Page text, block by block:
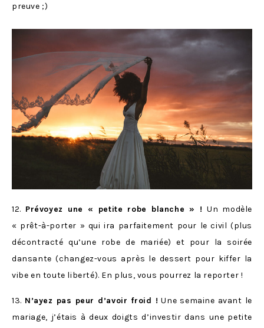
preuve ;)
12. Prévoyez une « petite robe blanche » ! Un modèle
« prêt-à-porter » qui ira parfaitement pour le civil (plus
décontracté qu’une robe de mariée) et pour la soirée
dansante (changez-vous après le dessert pour kiffer la
vibe en toute liberté). En plus, vous pourrez la reporter !
13. N’ayez pas peur d’avoir froid ! Une semaine avant le
mariage, j’étais à deux doigts d’investir dans une petite